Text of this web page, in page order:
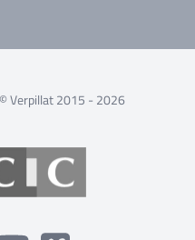
© Verpillat 2015 - 2026